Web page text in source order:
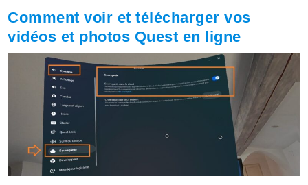
Comment voir et télécharger vos
vidéos et photos Quest en ligne